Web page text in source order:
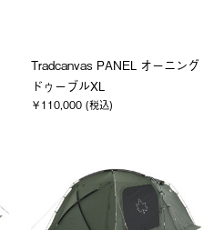
Tradcanvas PANEL オーニング
ドゥーブルXL
￥110,000 (税込)